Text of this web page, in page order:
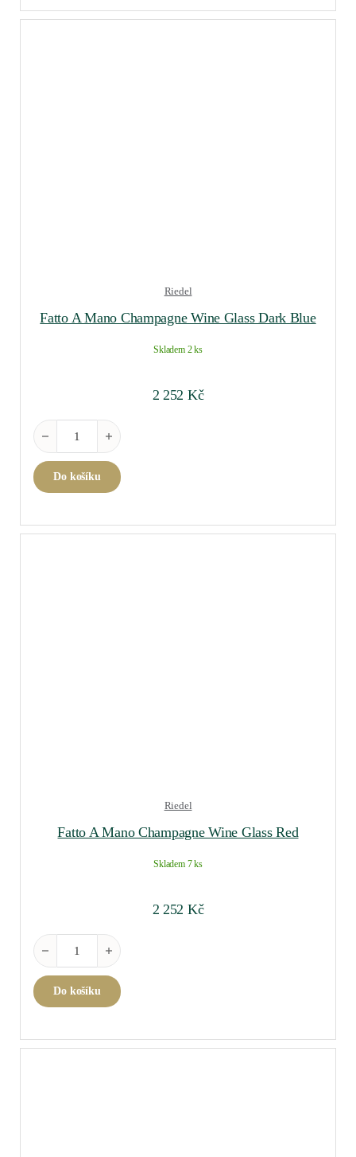
Riedel
Fatto A Mano Champagne Wine Glass Dark Blue
Skladem 2 ks
2 252 Kč
Fatto A Mano Champagne Wine Glass Dark Blue množství
Do košíku
Riedel
Fatto A Mano Champagne Wine Glass Red
Skladem 7 ks
2 252 Kč
Fatto A Mano Champagne Wine Glass Red množství
Do košíku